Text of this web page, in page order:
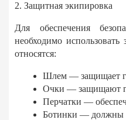
2. Защитная экипировка
Для обеспечения
необходимо
относятся:
Шлем — защищает
Очки — защищают
Перчатки —
Ботинки — должны